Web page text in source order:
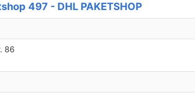
497 - DHL PAKETSHOP
86